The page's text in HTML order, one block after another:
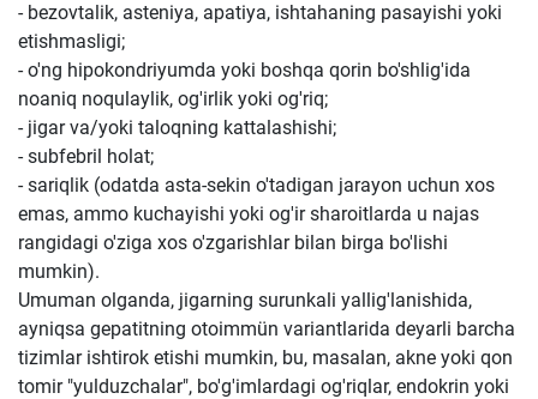
- bezovtalik, asteniya, apatiya, ishtahaning pasayishi yoki
etishmasligi;
- o'ng hipokondriyumda yoki boshqa qorin bo'shlig'ida
noaniq noqulaylik, og'irlik yoki og'riq;
- jigar va/yoki taloqning kattalashishi;
- subfebril holat;
- sariqlik (odatda asta-sekin o'tadigan jarayon uchun xos
emas, ammo kuchayishi yoki og'ir sharoitlarda u najas
rangidagi o'ziga xos o'zgarishlar bilan birga bo'lishi
mumkin).
Umuman olganda, jigarning surunkali yallig'lanishida,
ayniqsa gepatitning otoimmün variantlarida deyarli barcha
tizimlar ishtirok etishi mumkin, bu, masalan, akne yoki qon
tomir "yulduzchalar", bo'g'imlardagi og'riqlar, endokrin yoki